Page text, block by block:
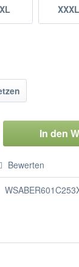
XXXL
In den
Bewerten